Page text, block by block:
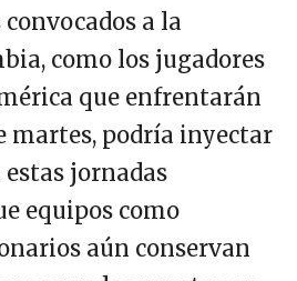
a la
como los jugadores
que enfrentarán
martes, podría inyectar
jornadas
equipos como
aún conservan